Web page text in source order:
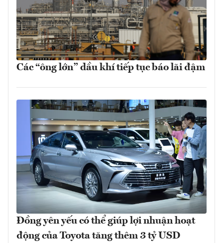
Các “ông lớn” dầu khí tiếp tục báo lãi đậm
Đồng yên yếu có thể giúp lợi nhuận hoạt
động của Toyota tăng thêm 3 tỷ USD